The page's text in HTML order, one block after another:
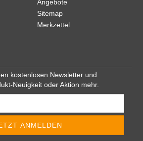
Angebote
Sitemap
Merkzettel
kostenlosen Newsletter und
Neuigkeit oder Aktion mehr.